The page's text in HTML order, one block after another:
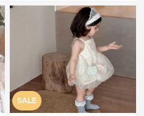
露目 秋冬春
SALE